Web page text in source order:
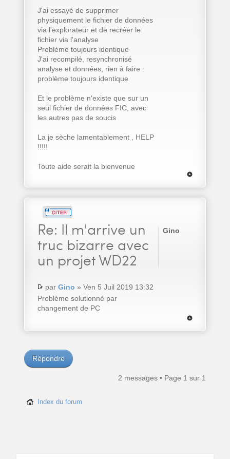
J'ai essayé de supprimer
physiquement le fichier de données
via l'explorateur et de recréer le
fichier via l'analyse
Problème toujours identique
J'ai recompilé, resynchronisé
analyse et données, rien à faire :
problème toujours identique
Et le problème n'existe que sur un
seul fichier de données FIC, avec
les autres pas de soucis
La je sèche lamentablement , HELP
!!!!!
Toute aide serait la bienvenue
Re: Il m'arrive un
truc bizarre avec
un projet WD22
par Gino » Ven 5 Juil 2019 13:32
Problème solutionné par
changement de PC
Gino
Répondre
2 messages • Page 1 sur 1
Index du forum